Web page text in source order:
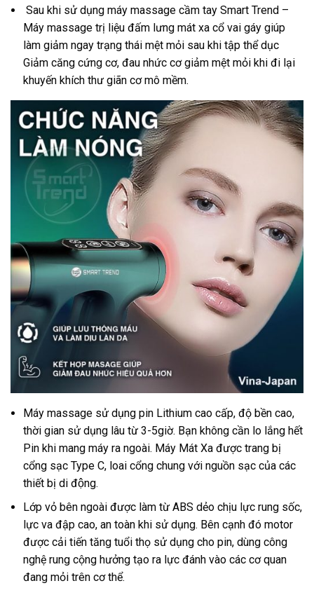
Sau khi sử dụng máy massage cầm tay Smart Trend –
Máy massage trị liệu đấm lưng mát xa cổ vai gáy giúp
làm giảm ngay trạng thái mệt mỏi sau khi tập thể dục
Giảm căng cứng cơ, đau nhức cơ giảm mệt mỏi khi đi lại
khuyến khích thư giãn cơ mô mềm.
Máy massage sử dụng pin Lithium cao cấp, độ bền cao,
thời gian sử dụng lâu từ 3-5giờ. Bạn không cần lo lắng hết
Pin khi mang máy ra ngoài. Máy Mát Xa được trang bị
cổng sạc Type C, loai cổng chung với nguồn sạc của các
thiết bị di động.
Lớp vỏ bên ngoài được làm từ ABS dẻo chịu lực rung sốc,
lực va đập cao, an toàn khi sử dụng. Bên cạnh đó motor
được cải tiến tăng tuổi thọ sử dụng cho pin, dùng công
nghệ rung cộng hưởng tạo ra lực đánh vào các cơ quan
đang mỏi trên cơ thể.